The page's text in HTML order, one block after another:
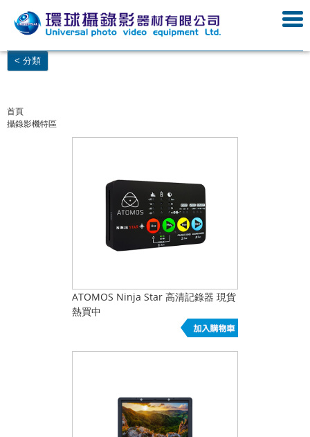
< 分類
首頁
攝錄影機特區
ATOMOS Ninja Star 高清記錄器 現貨
熱買中